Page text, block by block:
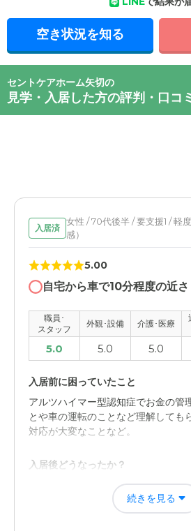
空き状況を知る
セントケアホーム矢切の
見学・入居した方の評判・口コ
入居済
女性 / 70代後半 / 要支援1 / 軽
感）
5.00
自宅から車で10分程度の近さ
職員･
スタッフ
外観･設備 介護･医療
5.0 5.0 5.0
入居前に困っていたこと
アルツハイマー型認知症でお金の管
とや車の運転のことなど理解しても
対応が大変なことなど。
入居後どうなったか？
本人が楽しく行ってくれているので
いてくれている間は安心ですが、こ
続きを見る